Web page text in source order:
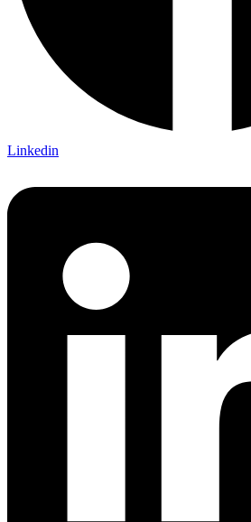
Linkedin